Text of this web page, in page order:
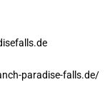
paradise-falls.de/